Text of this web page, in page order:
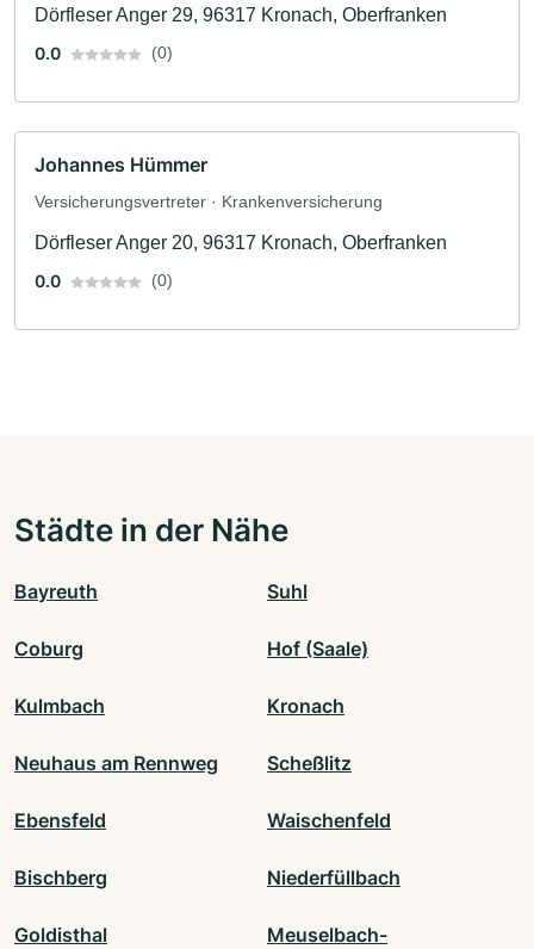
Dörfleser Anger 29, 96317 Kronach, Oberfranken
0.0
(0)
Johannes Hümmer
Versicherungsvertreter · Krankenversicherung
Dörfleser Anger 20, 96317 Kronach, Oberfranken
0.0
(0)
Städte in der Nähe
Bayreuth Suhl
Coburg Hof (Saale)
Kulmbach Kronach
Neuhaus am Rennweg Scheßlitz
Ebensfeld Waischenfeld
Bischberg Niederfüllbach
Goldisthal
Meuselbach-